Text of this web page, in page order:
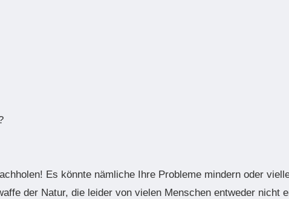
Es könnte nämliche Ihre Probleme mindern oder
der Natur, die leider von vielen Menschen entweder nicht